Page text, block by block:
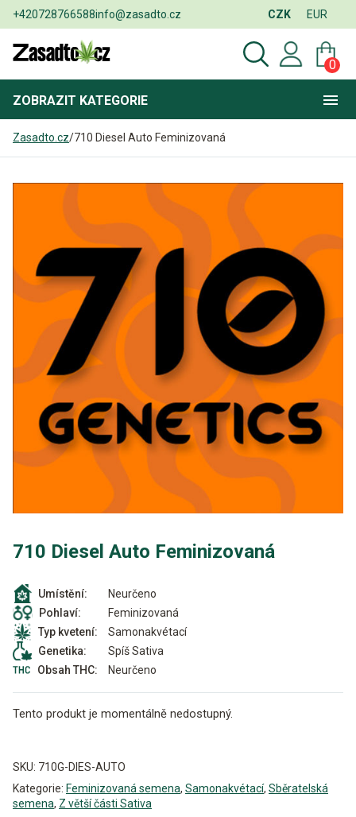
+420728766588info@zasadto.cz CZK EUR
0
ZOBRAZIT KATEGORIE
Zasadto.cz/710 Diesel Auto Feminizovaná
710 Diesel Auto Feminizovaná
Umístění:
Neurčeno
Pohlaví:
Feminizovaná
Typ kvetení:
Samonakvétací
Genetika:
Spíš Sativa
Obsah THC:
Neurčeno
Tento produkt je momentálně nedostupný.
SKU: 710G-DIES-AUTO
Kategorie: Feminizovaná semena, Samonakvétací, Sběratelská
semena, Z větší části Sativa